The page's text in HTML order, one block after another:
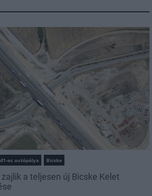
es autópálya Bicske
a teljesen új Bicske Kelet